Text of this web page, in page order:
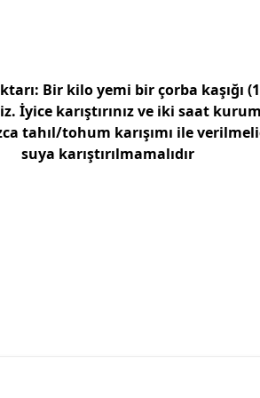
Bir kilo yemi bir çorba kaşığı
İyice karıştırınız ve iki saat
tahıl/tohum karışımı ile
suya karıştırılmamalıdır